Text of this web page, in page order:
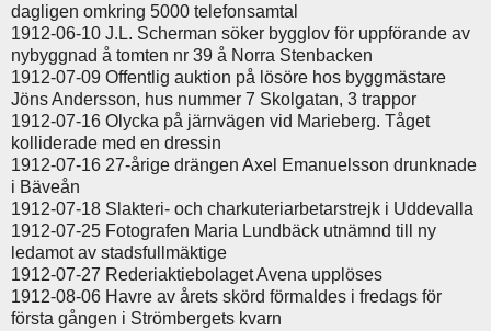
dagligen omkring 5000 telefonsamtal
1912-06-10 J.L. Scherman söker bygglov för uppförande av
nybyggnad å tomten nr 39 å Norra Stenbacken
1912-07-09 Offentlig auktion på lösöre hos byggmästare
Jöns Andersson, hus nummer 7 Skolgatan, 3 trappor
1912-07-16 Olycka på järnvägen vid Marieberg. Tåget
kolliderade med en dressin
1912-07-16 27-årige drängen Axel Emanuelsson drunknade
i Bäveån
1912-07-18 Slakteri- och charkuteriarbetarstrejk i Uddevalla
1912-07-25 Fotografen Maria Lundbäck utnämnd till ny
ledamot av stadsfullmäktige
1912-07-27 Rederiaktiebolaget Avena upplöses
1912-08-06 Havre av årets skörd förmaldes i fredags för
första gången i Strömbergets kvarn